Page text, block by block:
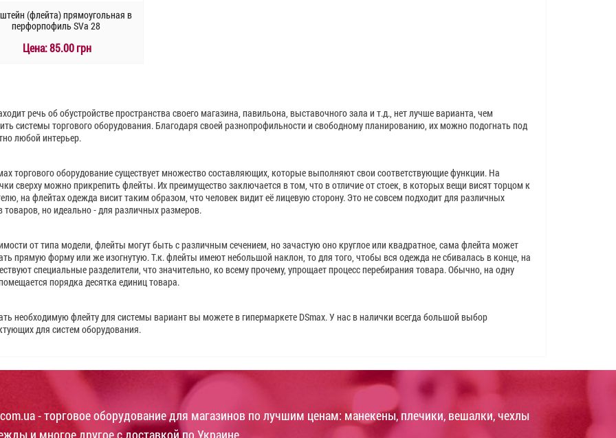
(флейта) прямоугольная в
перфорпофиль SVа 28
Цена:85.00 грн
Быстрый заказ
речь об обустройстве пространства своего магазина, павильона, выставочного зала и т.д., нет лучше варианта, чем
системы торгового оборудования. Благодаря своей разнопрофильности и свободному планированию, их можно подогнать под
любой интерьер.
торгового оборудование существует множество составляющих, которые выполняют свои соответствующие функции. На
сверху можно прикрепить флейты. Их преимущество заключается в том, что в отличие от стоек, в которых вещи висят торцом к
на флейтах одежда висит таким образом, что человек видит её лицевую сторону. Это не совсем подходит для различных
товаров, но идеально - для различных размеров.
от типа модели, флейты могут быть с различным сечением, но зачастую оно круглое или квадратное, сама флейта может
прямую форму или же изогнутую. Т.к. флейты имеют небольшой наклон, то для того, чтобы вся одежда не сбивалась в конце, на
специальные разделители, что значительно, ко всему прочему, упрощает процесс перебирания товара. Обычно, на одну
порядка десятка единиц товара.
необходимую флейту для системы вариант вы можете в гипермаркете DSmax. У нас в налички всегда большой выбор
для систем оборудования.
- торговое оборудование для магазинов по лучшим ценам: манекены, плечики, вешалки, чехлы
и многое другое с доставкой по Украине